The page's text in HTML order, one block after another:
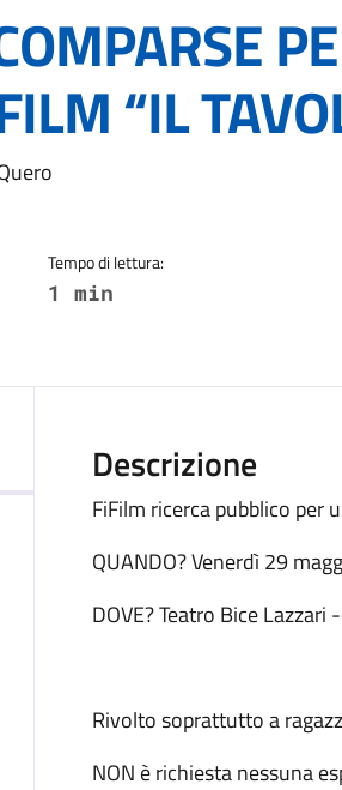
“IL
Tempo di lettura:
1 min
Descrizione
FiFilm ricerca pubblico per
QUANDO? Venerdì 29
DOVE? Teatro Bice
Rivolto soprattutto a
NON è richiesta nessuna